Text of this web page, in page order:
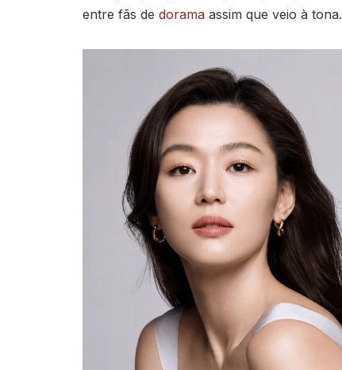
entre fãs de doramaassim que veio à tona.